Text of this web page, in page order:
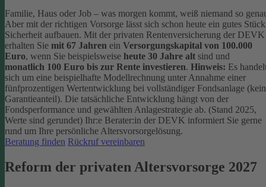
Familie, Haus oder Job – was morgen kommt, weiß niemand so
Aber mit der richtigen Vorsorge lässt sich schon heute ein gutes Stück
Sicherheit aufbauen. Mit der privaten Rentenversicherung der DEVK
erhalten Sie mit 67 Jahren ein Versorgungskapital von 100.000
Euro, wenn Sie beispielsweise heute 30 Jahre alt sind und
monatlich 100 Euro bis zur Rente investieren. Hinweis: Es
sich um eine beispielhafte Modellrechnung unter Annahme einer
fünfprozentigen Wertentwicklung bei vollständiger Fondsanlage (kein
Garantieanteil). Die tatsächliche Entwicklung hängt von der
Fondsperformance und gewählten Anlagestrategie ab. (Stand 2025,
Werte sind gerundet) Ihr:e Berater:in der DEVK informiert Sie gerne
rund um Ihre persönliche Altersvorsorgelösung.
Beratung finden Rückruf vereinbaren
Reform der privaten Altersvorsorge 2027